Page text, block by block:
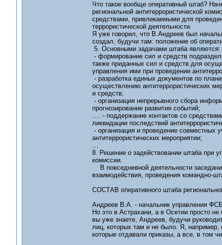
Что такое вообще оперативный штаб?
региональной антитеррористической
средствами, привлекаемыми для
террористической деятельности.
Я уже говорил, что В.Андреев был
создал, будучи там: положение об
5. Основными задачами штаба являются:
- формирование сил и средств
также приданных сил и средств для
управления ими при проведении
- разработка единых документов по
осуществлению антитеррористических
и средств;
- организация непрерывного сбора
прогнозирование развития событий;
…. - поддержание контактов со
ликвидации последствий
- организация и проведение совместных
антитеррористических мероприятии;
…
8. Решение о задействовании штаба при
комиссии.
В повседневной деятельности
взаимодействия, проведения командно-
СОСТАВ оперативного штаба
Андреев В.А. - начальник управления
Но это в Астрахани, а в Осетии просто
вы уже знаете, Андреев, будучи
лиц, которых там и не было. Я, например,
которые отдавали приказы, а все, в том